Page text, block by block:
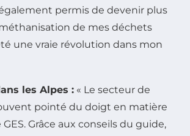
également permis de devenir plus
de mes déchets
une vraie révolution dans mon
les Alpes : « Le secteur de
pointé du doigt en matière
GES. Grâce aux conseils du guide,